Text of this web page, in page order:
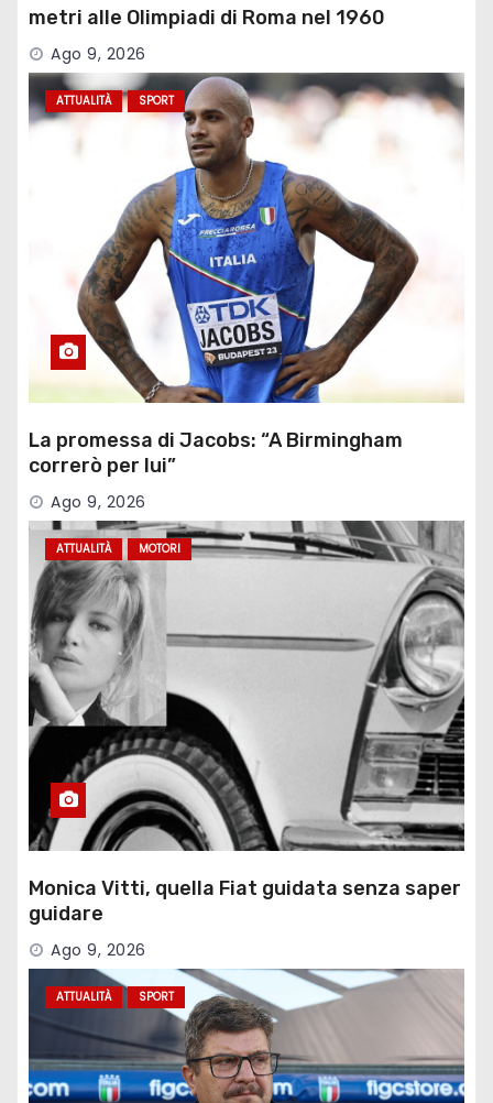
metri alle Olimpiadi di Roma nel 1960
Ago 9, 2026
ATTUALITÀ SPORT
La promessa di Jacobs: “A Birmingham
correrò per lui”
Ago 9, 2026
ATTUALITÀ MOTORI
Monica Vitti, quella Fiat guidata senza saper
guidare
Ago 9, 2026
ATTUALITÀ SPORT